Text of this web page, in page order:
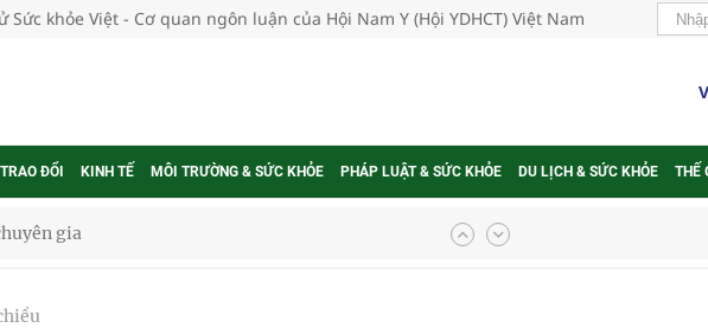
Sức khỏe Việt - Cơ quan ngôn luận của Hội Nam Y (Hội YDHCT) Việt Nam
ĐỔI KINH TẾ MÔI TRƯỜNG & SỨC KHỎE PHÁP LUẬT & SỨC KHỎE DU LỊCH & SỨC KHỎE THẾ
gia